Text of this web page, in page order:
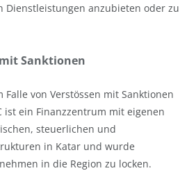
Dienstleistungen anzubieten oder zu
Sanktionen
Falle von Verstössen mit Sanktionen
ist ein Finanzzentrum mit eigenen
steuerlichen und
in Katar und wurde
in die Region zu locken.